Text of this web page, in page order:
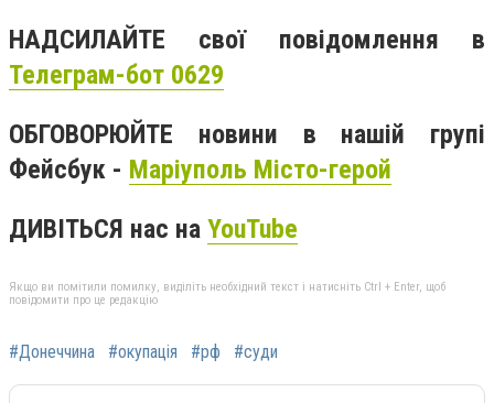
НАДСИЛАЙТЕ свої повідомлення в
Телеграм-бот 0629
ОБГОВОРЮЙТЕ новини в нашій групі
Фейсбук - Маріуполь Місто-герой
ДИВІТЬСЯ нас на YouTube
Якщо ви помітили помилку, виділіть необхідний текст і натисніть Ctrl + Enter, щоб
повідомити про це редакцію
#Донеччина #окупація #рф #суди